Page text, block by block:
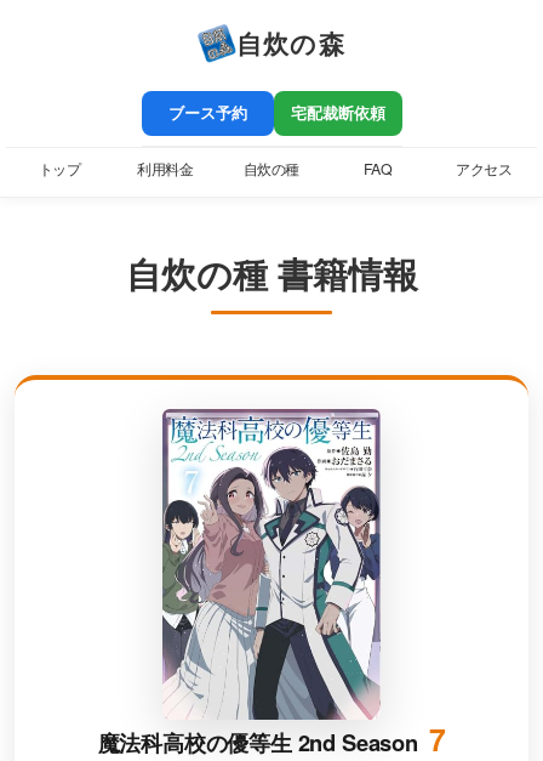
自炊の森
ブース予約 宅配裁断依頼
トップ 利用料金 自炊の種 FAQ アクセス
自炊の種 書籍情報
魔法科高校の優等生 2nd Season 7